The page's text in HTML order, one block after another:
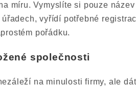
míru. Vymyslíte si pouze
vyřídí potřebné
pořádku.
společnosti
na minulosti firmy, ale